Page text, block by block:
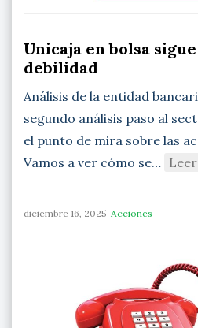
Unicaja en bolsa
debilidad
Análisis de la entidad
segundo análisis paso al
el punto de mira sobre las
Vamos a ver cómo se…
diciembre 16, 2025 Acciones